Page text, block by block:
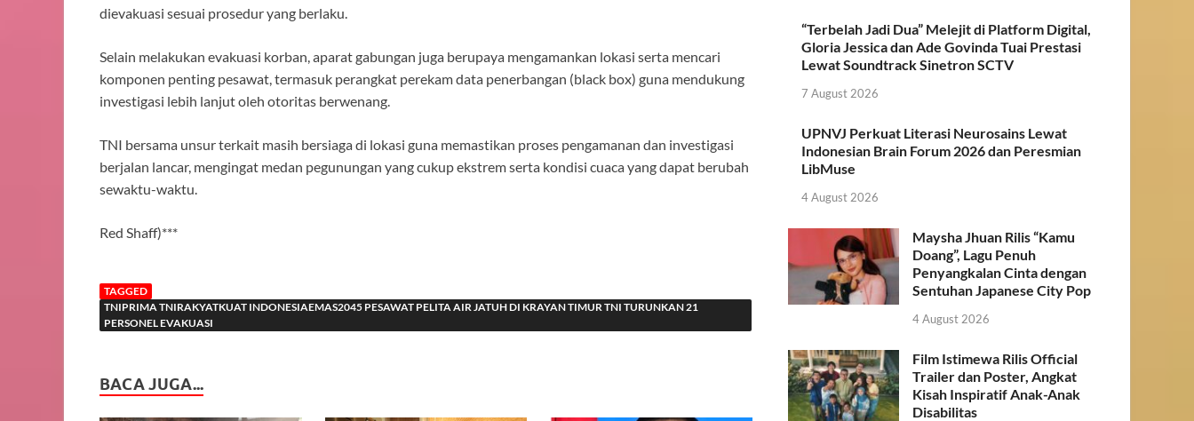
dievakuasi sesuai prosedur yang berlaku.
Selain melakukan evakuasi korban, aparat gabungan juga berupaya mengamankan lokasi serta mencari
komponen penting pesawat, termasuk perangkat perekam data penerbangan (black box) guna mendukung
investigasi lebih lanjut oleh otoritas berwenang.
TNI bersama unsur terkait masih bersiaga di lokasi guna memastikan proses pengamanan dan investigasi
berjalan lancar, mengingat medan pegunungan yang cukup ekstrem serta kondisi cuaca yang dapat berubah
sewaktu-waktu.
Red Shaff)***
TAGGED
TNIPRIMA TNIRAKYATKUAT INDONESIAEMAS2045 PESAWAT PELITA AIR JATUH DI KRAYAN TIMUR TNI TURUNKAN 21
PERSONEL EVAKUASI
BACA JUGA...
“Terbelah Jadi Dua” Melejit di Platform Digital,
Gloria Jessica dan Ade Govinda Tuai Prestasi
Lewat Soundtrack Sinetron SCTV
7 August 2026
UPNVJ Perkuat Literasi Neurosains Lewat
Indonesian Brain Forum 2026 dan Peresmian
LibMuse
4 August 2026
Maysha Jhuan Rilis “Kamu
Doang”, Lagu Penuh
Penyangkalan Cinta dengan
Sentuhan Japanese City Pop
4 August 2026
Film Istimewa Rilis Official
Trailer dan Poster, Angkat
Kisah Inspiratif Anak-Anak
Disabilitas